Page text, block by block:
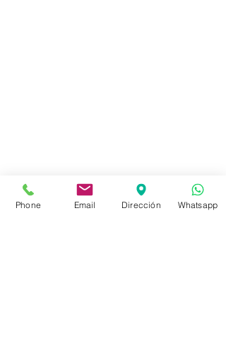
Políticas de la Tienda
Phone Email Dirección Whatsapp